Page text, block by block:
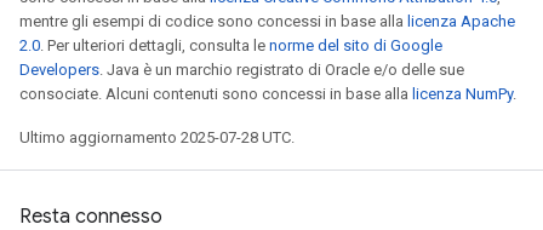
mentre gli esempi di codice sono concessi in base alla licenza Apache
2.0. Per ulteriori dettagli, consulta le norme del sito di Google
Developers. Java è un marchio registrato di Oracle e/o delle sue
consociate. Alcuni contenuti sono concessi in base alla licenza NumPy.
Ultimo aggiornamento 2025-07-28 UTC.
Resta connesso